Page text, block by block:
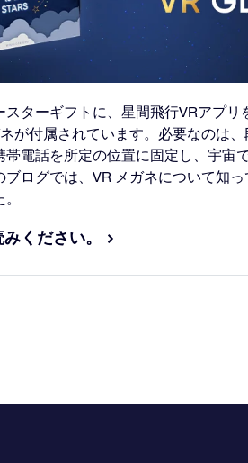
スターギフトに、星間飛行VRアプリ
が付属されています。必要なのは
帯電話を所定の位置に固定し、宇宙
ブログでは、VR メガネについて知
ください。